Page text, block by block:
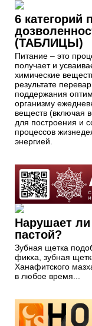
6 категорий
(ТАБЛИЦЫ)
Питание – это
получает и
химические
результате
поддержания
организму
веществ (включая
для построения и
процессов
энергией.
Нарушает ли
пастой?
Зубная щетка
фикха, зубная
Ханафитского
в любое время...